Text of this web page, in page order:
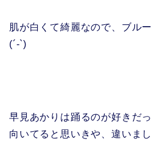
肌が白くて綺麗なので、ブル
(´-`)
早見あかりは踊るのが好きだ
向いてると思いきや、違いまし